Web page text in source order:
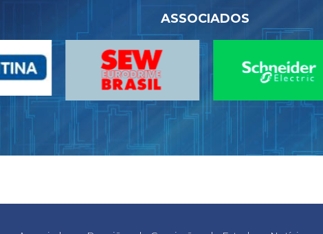
ASSOCIADOS